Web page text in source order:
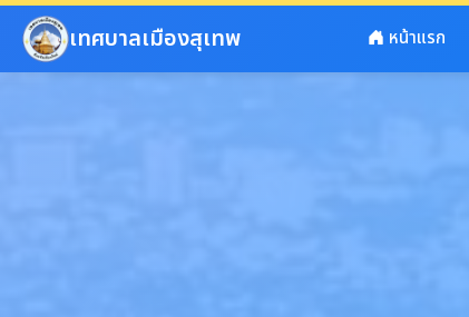
ข้ามไปยังเนื้อหาหลัก
เทศบาลเมืองสุเทพ หน้าแรก